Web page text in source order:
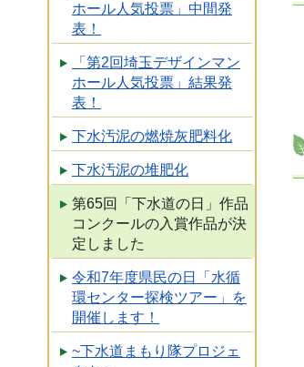
ホール人気投票」中間発
表！
「第2回埼玉デザインマン
ホール人気投票」結果発
表！
下水汚泥の燃焼灰肥料化
下水汚泥の堆肥化
第65回「下水道の日」作品
コンクールの入賞作品が決
定しました
令和7年度県民の日「水循
環センター探検ツアー」を
開催します！
~下水道まもり隊プロジェ